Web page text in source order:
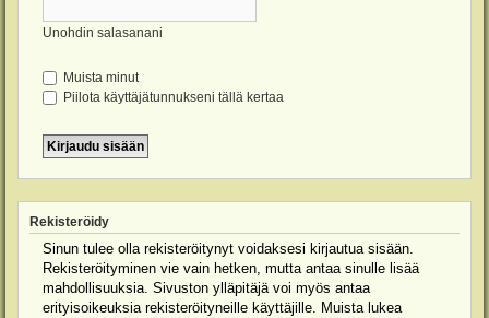
Unohdin salasanani
Muista minut
Piilota käyttäjätunnukseni tällä kertaa
Rekisteröidy
Sinun tulee olla rekisteröitynyt voidaksesi kirjautua sisään.
Rekisteröityminen vie vain hetken, mutta antaa sinulle lisää
mahdollisuuksia. Sivuston ylläpitäjä voi myös antaa
erityisoikeuksia rekisteröityneille käyttäjille. Muista lukea